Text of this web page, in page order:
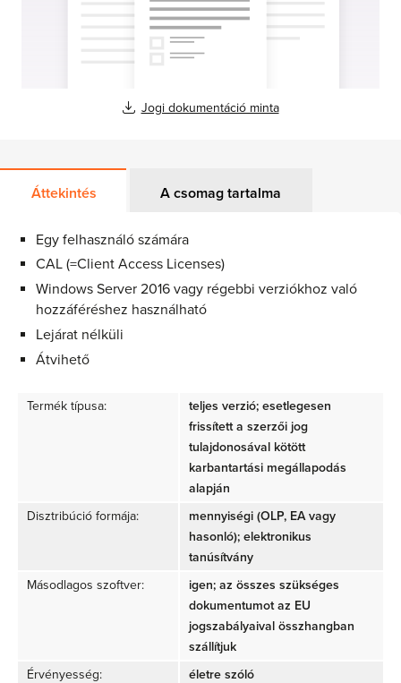
Jogi dokumentáció minta
Áttekintés A csomag tartalma
Egy felhasználó számára
CAL (=Client Access Licenses)
Windows Server 2016 vagy régebbi verziókhoz való
hozzáféréshez használható
Lejárat nélküli
Átvihető
Termék típusa:
teljes verzió; esetlegesen
frissített a szerzői jog
tulajdonosával kötött
karbantartási megállapodás
alapján
Disztribúció formája:
mennyiségi (OLP, EA vagy
hasonló); elektronikus
tanúsítvány
Másodlagos szoftver:
igen; az összes szükséges
dokumentumot az EU
jogszabályaival összhangban
szállítjuk
Érvényesség:
életre szóló